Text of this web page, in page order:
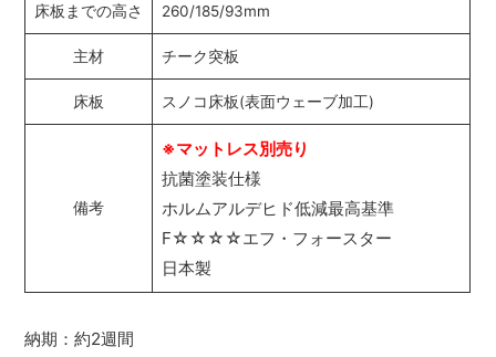
納期：約2週間
床板までの高さ 260/185/93mm
主材 チーク突板
床板 スノコ床板(表面ウェーブ加工)
備考
※マットレス別売り
抗菌塗装仕様
ホルムアルデヒド低減最高基準
F☆☆☆☆エフ・フォースター
日本製